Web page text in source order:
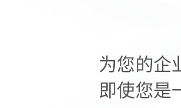
为您的企
即使您是